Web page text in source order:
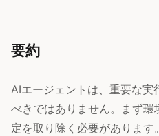
要約
AIエージェントは、重要な実
べきではありません。まず
定を取り除く必要があります。